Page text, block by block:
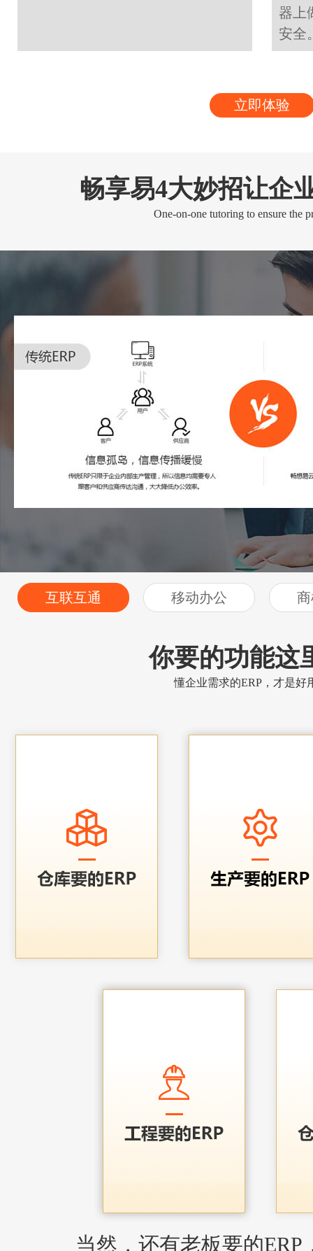
器上
安全
立即体验
畅享易4大妙招让企
One-on-one tutoring to ensure the
互联互通 移动办公
你要的功能这
懂企业需求的ERP，才是好
当然，还有老板要的ERP